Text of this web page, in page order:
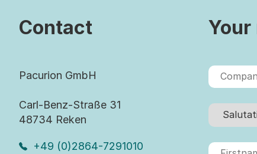
Contact
Pacurion GmbH
Carl-Benz-Straße 31
48734 Reken
+49 (0)2864-7291010
Your